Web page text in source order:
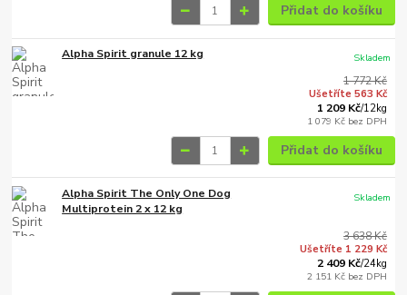
Přidat do košíku
Alpha Spirit granule 12 kg
1 772 Kč
Ušetříte 563 Kč
1 209 Kč/12kg
1 079 Kč bez DPH
Skladem
Přidat do košíku
Alpha Spirit The Only One Dog
Multiprotein 2 x 12 kg
3 638 Kč
Ušetříte 1 229 Kč
2 409 Kč/24kg
2 151 Kč bez DPH
Skladem